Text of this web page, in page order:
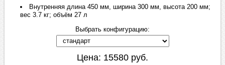
Внутренняя длина 450 мм, ширина 300 мм, высота 200 мм;
вес 3.7 кг; объём 27 л
Выбрать конфигурацию:
Цена: 15580 руб.